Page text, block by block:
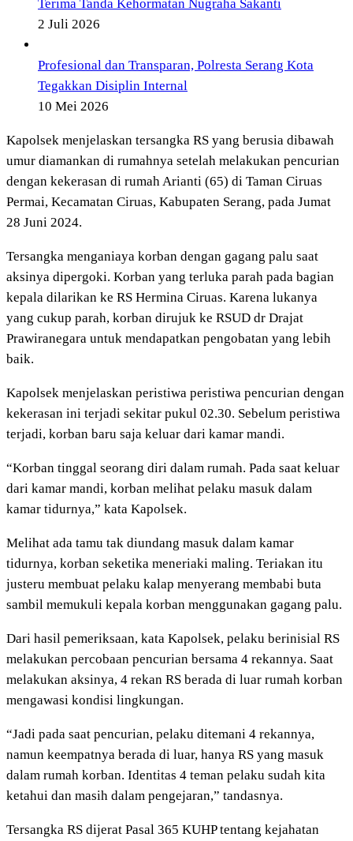
Terima Tanda Kehormatan Nugraha Sakanti
2 Juli 2026
Profesional dan Transparan, Polresta Serang Kota
Tegakkan Disiplin Internal
10 Mei 2026
Kapolsek menjelaskan tersangka RS yang berusia dibawah
umur diamankan di rumahnya setelah melakukan pencurian
dengan kekerasan di rumah Arianti (65) di Taman Ciruas
Permai, Kecamatan Ciruas, Kabupaten Serang, pada Jumat
28 Juni 2024.
Tersangka menganiaya korban dengan gagang palu saat
aksinya dipergoki. Korban yang terluka parah pada bagian
kepala dilarikan ke RS Hermina Ciruas. Karena lukanya
yang cukup parah, korban dirujuk ke RSUD dr Drajat
Prawiranegara untuk mendapatkan pengobatan yang lebih
baik.
Kapolsek menjelaskan peristiwa peristiwa pencurian dengan
kekerasan ini terjadi sekitar pukul 02.30. Sebelum peristiwa
terjadi, korban baru saja keluar dari kamar mandi.
“Korban tinggal seorang diri dalam rumah. Pada saat keluar
dari kamar mandi, korban melihat pelaku masuk dalam
kamar tidurnya,” kata Kapolsek.
Melihat ada tamu tak diundang masuk dalam kamar
tidurnya, korban seketika meneriaki maling. Teriakan itu
justeru membuat pelaku kalap menyerang membabi buta
sambil memukuli kepala korban menggunakan gagang palu.
Dari hasil pemeriksaan, kata Kapolsek, pelaku berinisial RS
melakukan percobaan pencurian bersama 4 rekannya. Saat
melakukan aksinya, 4 rekan RS berada di luar rumah korban
mengawasi kondisi lingkungan.
“Jadi pada saat pencurian, pelaku ditemani 4 rekannya,
namun keempatnya berada di luar, hanya RS yang masuk
dalam rumah korban. Identitas 4 teman pelaku sudah kita
ketahui dan masih dalam pengejaran,” tandasnya.
Tersangka RS dijerat Pasal 365 KUHP tentang kejahatan